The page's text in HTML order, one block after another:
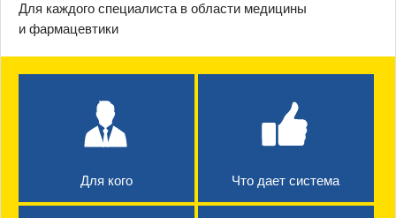
Для каждого специалиста в области медицины
и фармацевтики
Для кого Что дает система